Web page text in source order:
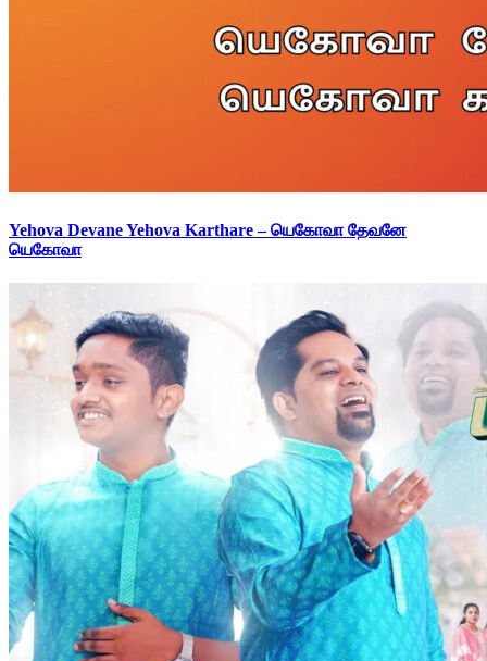
Yehova Devane Yehova Karthare – யெகோவா தேவனே
யெகோவா